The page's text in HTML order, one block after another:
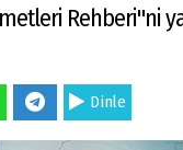
Rehberi"ni
Dinle